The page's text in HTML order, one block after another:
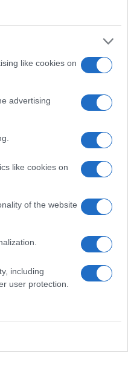
like cookies on
advertising
like cookies on
of the website
including
user protection.
στο You
Στη Μύκονο
Nammos μαζί
Ρένα Δούρου:
ερωτήματα
Ελλάδας έναντι
Ο Μιλάν
PAOK On Fire:
Τούμπα!
Λίνα Μενδώνη:
φρούριο, στα
Επιδότηση
ΔΕΙΤΕ ΤΗΝ